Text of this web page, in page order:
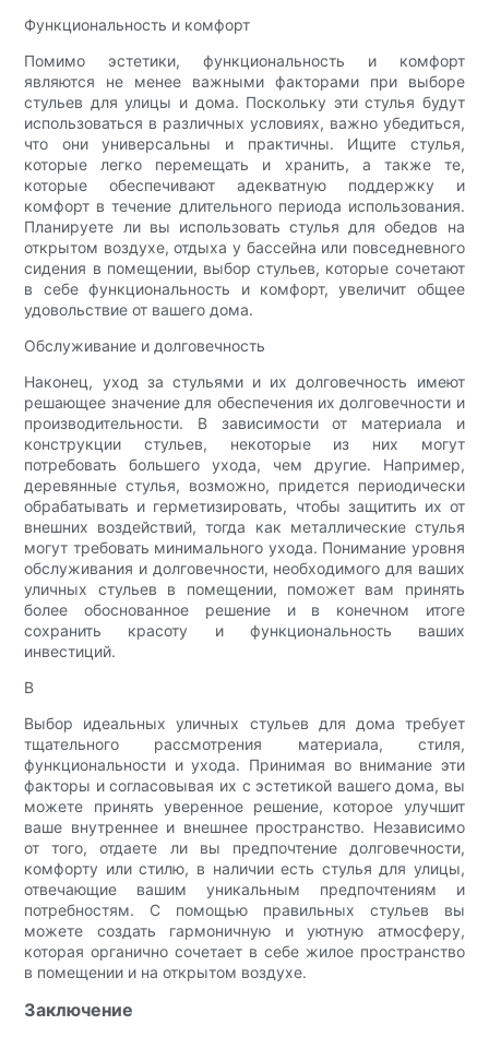
Функциональность и комфорт
Помимо эстетики, функциональность и комфорт
являются не менее важными факторами при выборе
стульев для улицы и дома. Поскольку эти стулья будут
использоваться в различных условиях, важно убедиться,
что они универсальны и практичны. Ищите стулья,
которые легко перемещать и хранить, а также те,
которые обеспечивают адекватную поддержку и
комфорт в течение длительного периода использования.
Планируете ли вы использовать стулья для обедов на
открытом воздухе, отдыха у бассейна или повседневного
сидения в помещении, выбор стульев, которые сочетают
в себе функциональность и комфорт, увеличит общее
удовольствие от вашего дома.
Обслуживание и долговечность
Наконец, уход за стульями и их долговечность имеют
решающее значение для обеспечения их долговечности и
производительности. В зависимости от материала и
конструкции стульев, некоторые из них могут
потребовать большего ухода, чем другие. Например,
деревянные стулья, возможно, придется периодически
обрабатывать и герметизировать, чтобы защитить их от
внешних воздействий, тогда как металлические стулья
могут требовать минимального ухода. Понимание уровня
обслуживания и долговечности, необходимого для ваших
уличных стульев в помещении, поможет вам принять
более обоснованное решение и в конечном итоге
сохранить красоту и функциональность ваших
инвестиций.
В
Выбор идеальных уличных стульев для дома требует
тщательного рассмотрения материала, стиля,
функциональности и ухода. Принимая во внимание эти
факторы и согласовывая их с эстетикой вашего дома, вы
можете принять уверенное решение, которое улучшит
ваше внутреннее и внешнее пространство. Независимо
от того, отдаете ли вы предпочтение долговечности,
комфорту или стилю, в наличии есть стулья для улицы,
отвечающие вашим уникальным предпочтениям и
потребностям. С помощью правильных стульев вы
можете создать гармоничную и уютную атмосферу,
которая органично сочетает в себе жилое пространство
в помещении и на открытом воздухе.
Заключение